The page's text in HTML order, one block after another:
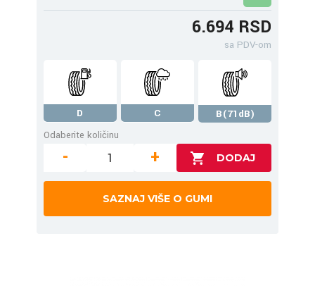
6.694 RSD
sa PDV-om
D C
B(71dB)
Odaberite količinu
- +
SAZNAJ VIŠE O GUMI